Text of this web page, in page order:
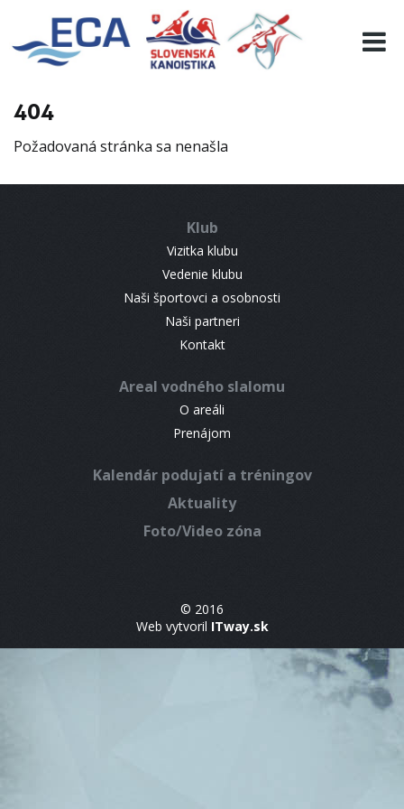
404
Požadovaná stránka sa nenašla
Klub
Vizitka klubu
Vedenie klubu
Naši športovci a osobnosti
Naši partneri
Kontakt
Areal vodného slalomu
O areáli
Prenájom
Kalendár podujatí a tréningov
Aktuality
Foto/Video zóna
© 2016
Web vytvoril ITway.sk
EURO 19
INFO
RESULTS
CONTACT